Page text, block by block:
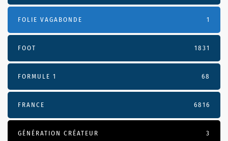
FOLIE VAGABONDE 1
FOOT 1831
FORMULE 1 68
FRANCE 6816
GÉNÉRATION CRÉATEUR 3